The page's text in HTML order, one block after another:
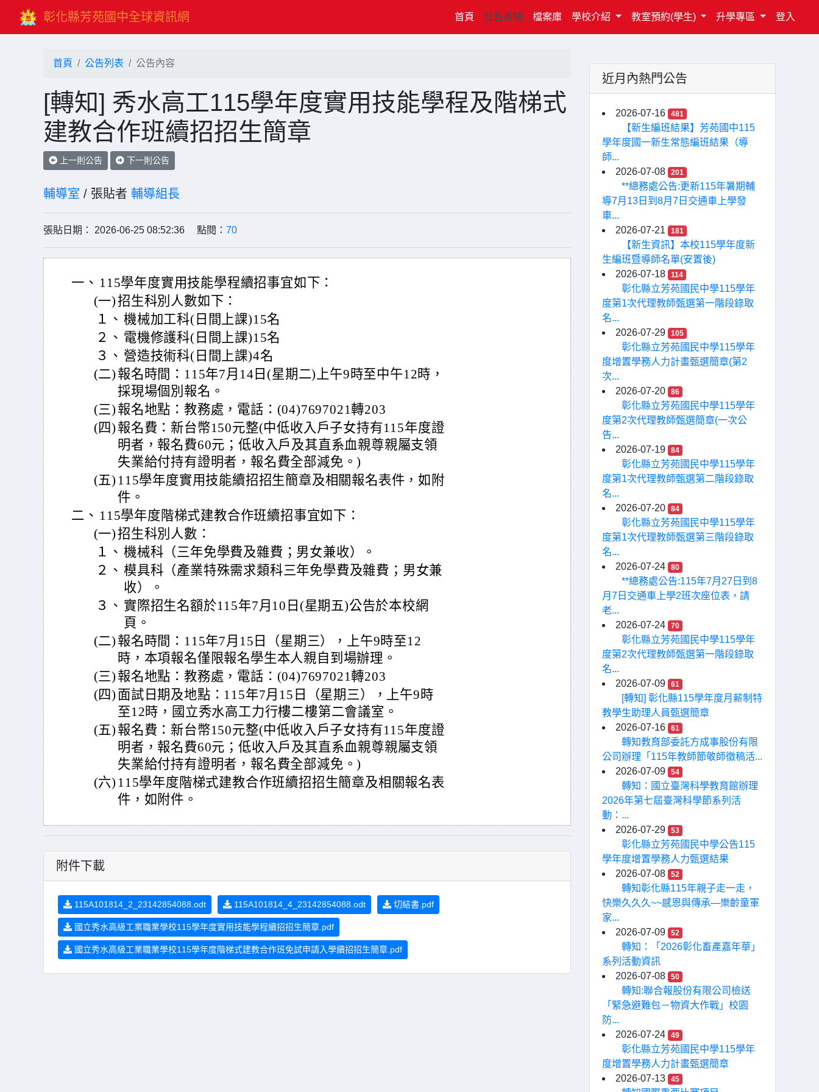
彰化縣芳苑國中全球資訊網 首頁(current)
公告系統 檔案庫 學校介紹 教室預約(學生) 升學專區 登入
首頁 公告列表 公告內容
[轉知] 秀水高工115學年度實用技能學程及階梯式
建教合作班續招招生簡章
上一則公告 下一則公告
輔導室 / 張貼者 輔導組長
張貼日期： 2026-06-25 08:52:36 點閱： 70
一、 115學年度實用技能學程續招事宜如下：
(一)招生科別人數如下：
１、 機械加工科(日間上課)15名
２、 電機修護科(日間上課)15名
３、 營造技術科(日間上課)4名
(二) 報名時間：115年7月14日(星期二)上午9時至中午12時，
採現場個別報名。
(三) 報名地點：教務處，電話：(04)7697021轉203
(四) 報名費：新台幣150元整(中低收入戶子女持有115年度證
明者，報名費60元；低收入戶及其直系血親尊親屬支領
失業給付持有證明者，報名費全部減免。)
(五) 115學年度實用技能續招招生簡章及相關報名表件，如附
件。
二、 115學年度階梯式建教合作班續招事宜如下：
(一)招生科別人數：
１、 機械科（三年免學費及雜費；男女兼收）。
２、 模具科（產業特殊需求類科三年免學費及雜費；男女兼
收）。
３、 實際招生名額於115年7月10日(星期五)公告於本校網
頁。
(二) 報名時間：115年7月15日（星期三），上午9時至12
時，本項報名僅限報名學生本人親自到場辦理。
(三) 報名地點：教務處，電話：(04)7697021轉203
(四) 面試日期及地點：115年7月15日（星期三），上午9時
至12時，國立秀水高工力行樓二樓第二會議室。
(五) 報名費：新台幣150元整(中低收入戶子女持有115年度證
明者，報名費60元；低收入戶及其直系血親尊親屬支領
失業給付持有證明者，報名費全部減免。)
(六) 115學年度階梯式建教合作班續招招生簡章及相關報名表
件，如附件。
附件下載
115A101814_2_23142854088.odt 115A101814_4_23142854088.odt 切結書.pdf
國立秀水高級工業職業學校115學年度實用技能學程續招招生簡章.pdf
國立秀水高級工業職業學校115學年度階梯式建教合作班免試申請入學續招招生簡章.pdf
近月內熱門公告
2026-07-16 481
【新生編班結果】芳苑國中115
學年度國一新生常態編班結果（導
師...
2026-07-08
201
**總務處公告:更新115年暑期輔
導7月13日到8月7日交通車上學發
車...
2026-07-21
181
【新生資訊】本校115學年度新
生編班暨導師名單(安置後)
2026-07-18
114
彰化縣立芳苑國民中學115學年
度第1次代理教師甄選第一階段錄取
名...
2026-07-29
105
彰化縣立芳苑國民中學115學年
度增置學務人力計畫甄選簡章(第2
次...
2026-07-20
86
彰化縣立芳苑國民中學115學年
度第2次代理教師甄選簡章(一次公
告...
2026-07-19
84
彰化縣立芳苑國民中學115學年
度第1次代理教師甄選第二階段錄取
名...
2026-07-20
84
彰化縣立芳苑國民中學115學年
度第1次代理教師甄選第三階段錄取
名...
2026-07-24
80
**總務處公告:115年7月27日到8
月7日交通車上學2班次座位表，請
老...
2026-07-24
70
彰化縣立芳苑國民中學115學年
度第2次代理教師甄選第一階段錄取
名...
2026-07-09
61
[轉知] 彰化縣115學年度月薪制特
教學生助理人員甄選簡章
2026-07-16
61
轉知教育部委託方成事股份有限
公司辦理「115年教師節敬師徵稿活...
2026-07-09
54
轉知：國立臺灣科學教育館辦理
2026年第七屆臺灣科學節系列活
動：...
2026-07-29
53
彰化縣立芳苑國民中學公告115
學年度增置學務人力甄選結果
2026-07-08
52
轉知彰化縣115年親子走一走，
快樂久久久~~感恩與傳承—樂齡童軍
家...
2026-07-09
52
轉知：「2026彰化畜產嘉年華」
系列活動資訊
2026-07-08
50
轉知:聯合報股份有限公司檢送
「緊急避難包－物資大作戰」校園
防...
2026-07-24
49
彰化縣立芳苑國民中學115學年
度增置學務人力計畫甄選簡章
2026-07-13
45